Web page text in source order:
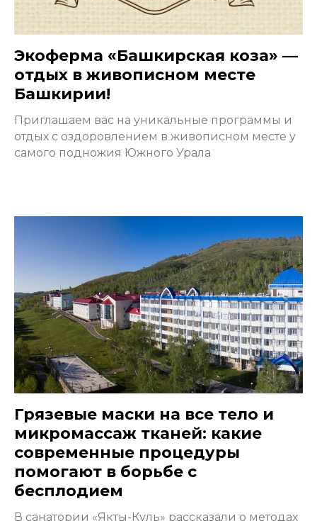
Экоферма «Башкирская коза» —
отдых в живописном месте
Башкирии!
Приглашаем вас на уникальные программы и
отдых с оздоровлением в живописном месте у
самого подножия Южного Урала
Грязевые маски на все тело и
микромассаж тканей: какие
современные процедуры
помогают в борьбе с
бесплодием
В санатории «Якты-Куль» рассказали о методах